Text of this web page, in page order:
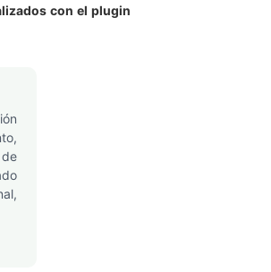
con el plugin